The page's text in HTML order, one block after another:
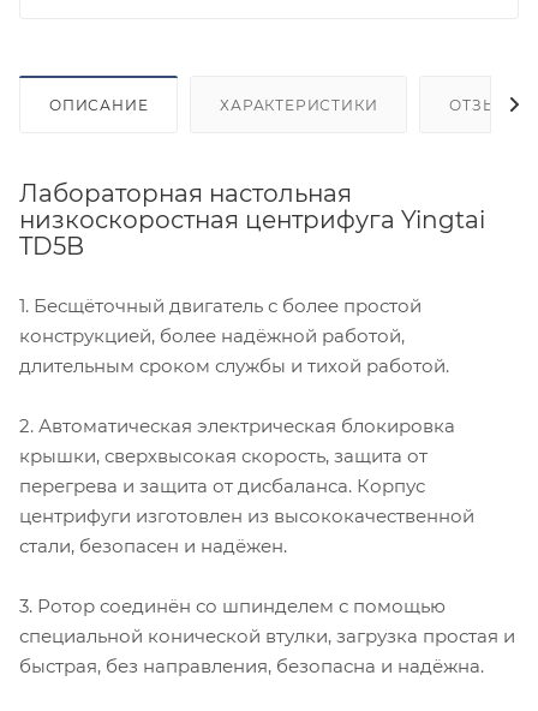
ОПИСАНИЕ ХАРАКТЕРИСТИКИ ОТЗЫВЫ
Лабораторная настольная
низкоскоростная центрифуга Yingtai
TD5B
1. Бесщёточный двигатель с более простой
конструкцией, более надёжной работой,
длительным сроком службы и тихой работой.
2. Автоматическая электрическая блокировка
крышки, сверхвысокая скорость, защита от
перегрева и защита от дисбаланса. Корпус
центрифуги изготовлен из высококачественной
стали, безопасен и надёжен.
3. Ротор соединён со шпинделем с помощью
специальной конической втулки, загрузка простая и
быстрая, без направления, безопасна и надёжна.